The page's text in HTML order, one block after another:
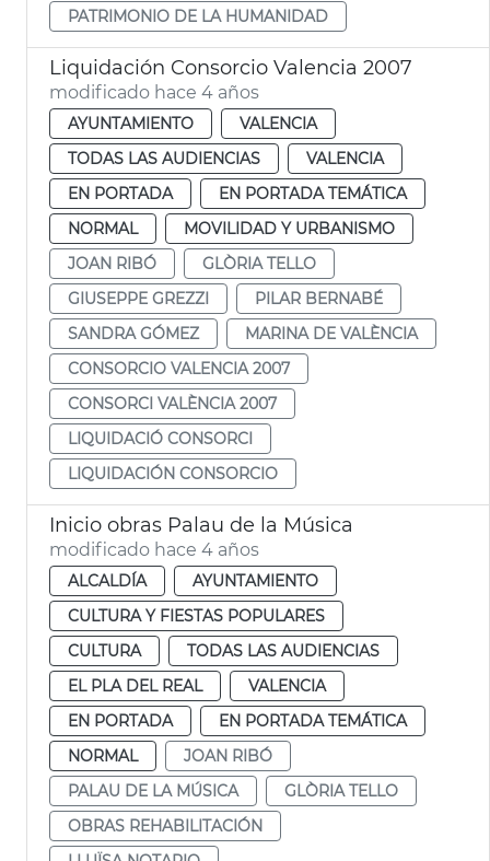
PATRIMONIO DE LA HUMANIDAD
Liquidación Consorcio Valencia 2007
modificado hace 4 años
AYUNTAMIENTO
VALENCIA
TODAS LAS AUDIENCIAS
VALENCIA
EN PORTADA
EN PORTADA TEMÁTICA
NORMAL
MOVILIDAD Y URBANISMO
JOAN RIBÓ
GLÒRIA TELLO
GIUSEPPE GREZZI
PILAR BERNABÉ
SANDRA GÓMEZ
MARINA DE VALÈNCIA
CONSORCIO VALENCIA 2007
CONSORCI VALÈNCIA 2007
LIQUIDACIÓ CONSORCI
LIQUIDACIÓN CONSORCIO
Inicio obras Palau de la Música
modificado hace 4 años
ALCALDÍA
AYUNTAMIENTO
CULTURA Y FIESTAS POPULARES
CULTURA
TODAS LAS AUDIENCIAS
EL PLA DEL REAL
VALENCIA
EN PORTADA
EN PORTADA TEMÁTICA
NORMAL
JOAN RIBÓ
PALAU DE LA MÚSICA
GLÒRIA TELLO
OBRAS REHABILITACIÓN